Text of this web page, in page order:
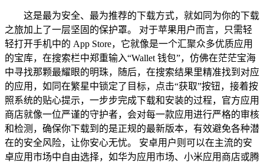
这是最为安全、最为推荐的下载方式，就如同为你的下载
之旅加上了一层坚固的保护罩。 对于苹果用户而言，只需轻
轻打开手机中的 App Store，它就像是一个汇聚众多优质应用
的宝库，在搜索栏中郑重输入“Wallet 钱包”，仿佛在茫茫宝海
中寻找那颗最耀眼的明珠，随后，在搜索结果里精准找到对应
的应用，如同在繁星中锁定了目标，点击“获取”按钮，接着按
照系统的贴心提示，一步步完成下载和安装的过程，官方应用
商店就像一位严谨的守护者，会对每一款应用进行严格的审核
和检测，确保你下载到的是正规的最新版本，有效避免各种潜
在的安全风险，让你安心无忧。 安卓用户则可以在主流的安
卓应用市场中自由选择，如华为应用市场、小米应用商店或腾